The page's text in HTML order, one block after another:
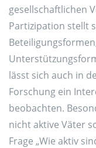
gesellschaftlichen
Partizipation stellt
lässt sich auch in
Forschung ein
beobachten.
nicht aktive Väter
Frage „Wie aktiv